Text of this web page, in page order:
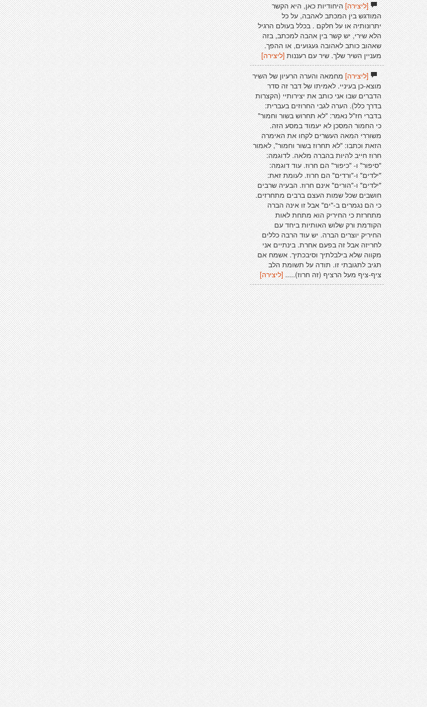
[ליצירה]היחודיות כאן, היא הקשר
המודגש בין המכתב לאהבה, על כל
יתרונותיה או על חלקם . בכלל בעולם הרגיל
הלא שירי, יש קשר בין אהבה למכתב, בזה
שאהוב כותב לאהובה געגועים, או ההפך.
מעניין השיר שלך. שיר עם רעננות[ליצירה]
[ליצירה]מחמאה והערה הרעיון של השיר
מוצא-כן בעיניי. לאמיתו של דבר זה סדר
הדברים שבו אני כותב את יצירותיי (הקצרות
בדרך כלל). הערה לגבי החרוזים בעברית:
בדברי חז"ל נאמר: "לא תחרוש בשור וחמור"
כי החמור המסכן לא יעמוד במסע הזה.
משוררי המאה העשרים לקחו את האימרה
הזאת וכתבו: "לא תחרוז בשור וחמור", לאמור
חרוז חייב להיות בהברה מלאה. לדוגמה:
"סיפור" ו- "כיפור" הם חרוז. עוד דוגמה:
"ילדים" ו-"ורדים" הם חרוז. לעומת זאת:
"ילדים" ו-"הורים" אינם חרוז. הבעיה שרבים
חושבים שכל שמות העצם ברבים מתחרזים.
כי הם נגמרים ב-"ים" אבל זו אינה הברה
מתחרזת כי החיריק הוא מתחת לאות
הקודמת ורק שלוש האותיות ביחד עם
החיריק יוצרים הברה. יש עוד הרבה כללים
לחריזה אבל זה בפעם אחרת. בינתיים אני
מקווה שלא בילבלתיך וסיבכתיך. אשמח אם
תגיב לתגובתי זו. תודה על תשומת הלב
ציף-ציף מעל הרציף (זה חרוז).....[ליצירה]